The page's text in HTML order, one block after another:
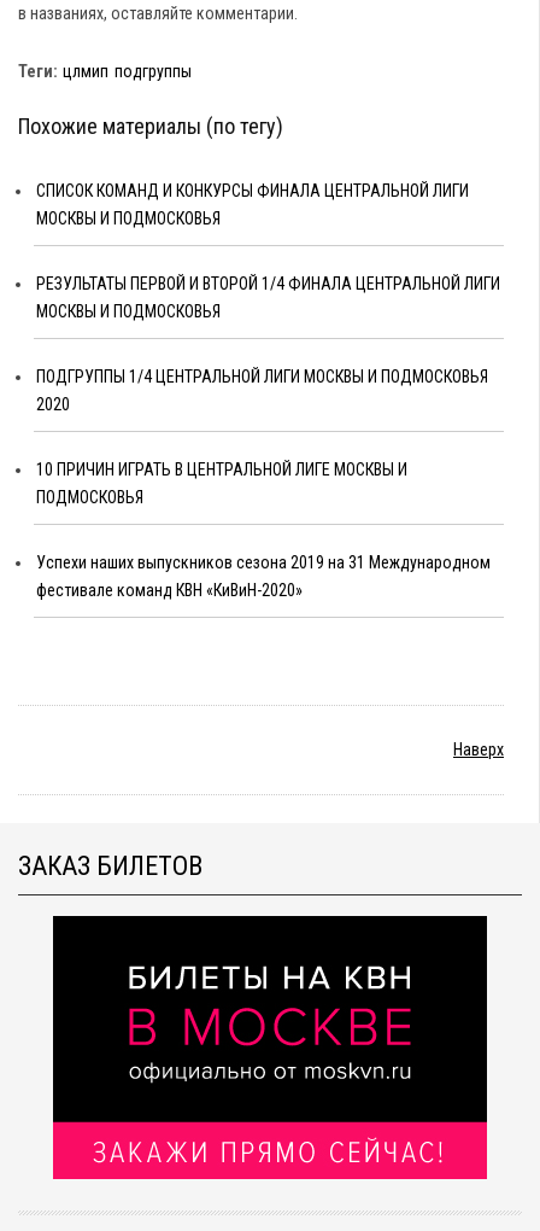
в названиях, оставляйте комментарии.
Теги: цлмип подгруппы
Похожие материалы (по тегу)
СПИСОК КОМАНД И КОНКУРСЫ ФИНАЛА ЦЕНТРАЛЬНОЙ ЛИГИ
МОСКВЫ И ПОДМОСКОВЬЯ
РЕЗУЛЬТАТЫ ПЕРВОЙ И ВТОРОЙ 1/4 ФИНАЛА ЦЕНТРАЛЬНОЙ ЛИГИ
МОСКВЫ И ПОДМОСКОВЬЯ
ПОДГРУППЫ 1/4 ЦЕНТРАЛЬНОЙ ЛИГИ МОСКВЫ И ПОДМОСКОВЬЯ
2020
10 ПРИЧИН ИГРАТЬ В ЦЕНТРАЛЬНОЙ ЛИГЕ МОСКВЫ И
ПОДМОСКОВЬЯ
Успехи наших выпускников сезона 2019 на 31 Международном
фестивале команд КВН «КиВиН-2020»
Наверх
ЗАКАЗ БИЛЕТОВ